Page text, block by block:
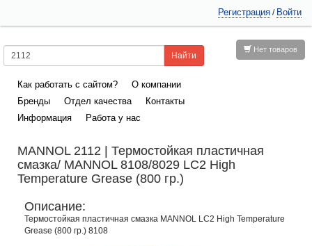
Регистрация / Войти
Нет товаров
Как работать с сайтом?
О компании
Бренды
Отдел качества
Контакты
Информация
Работа у нас
MANNOL 2112 | Термостойкая пластичная
смазка/ MANNOL 8108/8029 LC2 High
Temperature Grease (800 гр.)
Описание:
Термостойкая пластичная смазка MANNOL LC2 High Temperature
Grease (800 гр.) 8108